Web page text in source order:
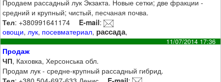
Продаем рассадный лук Экзакта. Новые сетки; две фракции -
средний и крупный; чистый, песчаная почва.
Тел: +380991641174 E-mail:
овощи, лук, посевматериал, рассада,
11/07/2014 17:36
Продаж
ЧП, Каховка, Херсонська обл.
Продам лук - средне-крупный рассадный гибрид.